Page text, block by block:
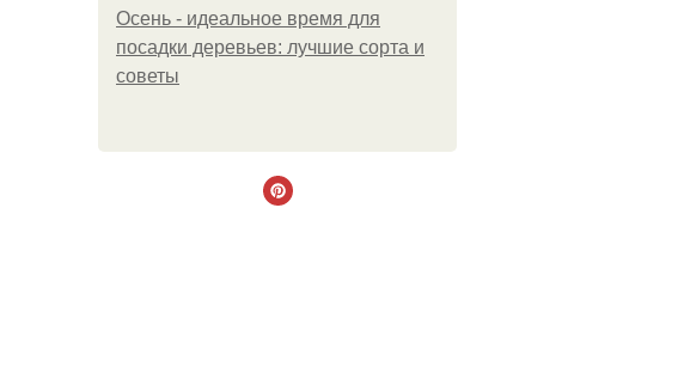
Осень - идеальное время для
посадки деревьев: лучшие сорта и
советы